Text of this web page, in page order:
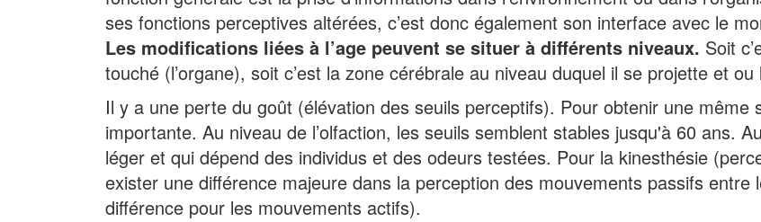
ses fonctions perceptives altérées, c’est donc également son interface avec le
Les modifications liées à l’age peuvent se situer à différents niveaux. Soit
touché (l’organe), soit c’est la zone cérébrale au niveau duquel il se projette et ou
Il y a une perte du goût (élévation des seuils perceptifs). Pour obtenir une
importante. Au niveau de l’olfaction, les seuils semblent stables jusqu'à 60 ans.
léger et qui dépend des individus et des odeurs testées. Pour la kinesthésie
exister une différence majeure dans la perception des mouvements passifs
différence pour les mouvements actifs).